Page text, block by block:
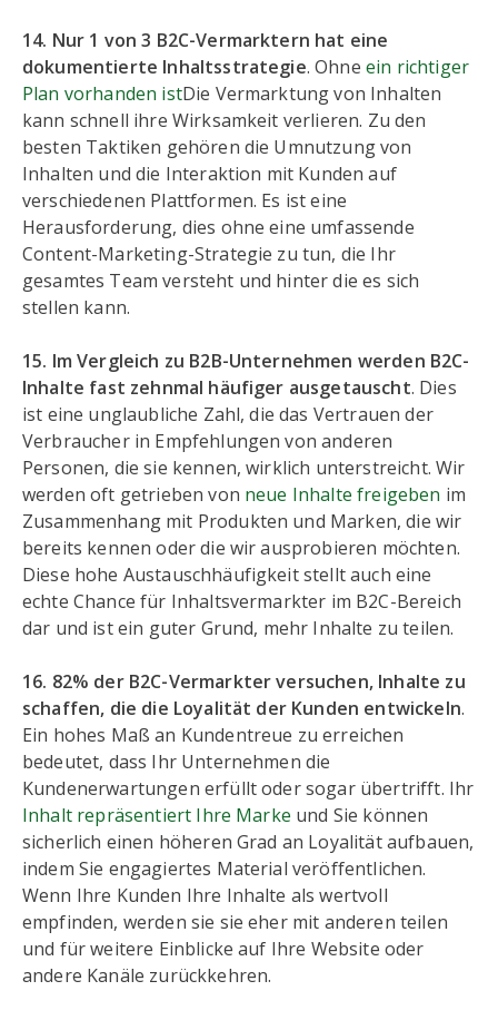
14. Nur 1 von 3 B2C-Vermarktern hat eine
dokumentierte Inhaltsstrategie. Ohne ein richtiger
Plan vorhanden istDie Vermarktung von Inhalten
kann schnell ihre Wirksamkeit verlieren. Zu den
besten Taktiken gehören die Umnutzung von
Inhalten und die Interaktion mit Kunden auf
verschiedenen Plattformen. Es ist eine
Herausforderung, dies ohne eine umfassende
Content-Marketing-Strategie zu tun, die Ihr
gesamtes Team versteht und hinter die es sich
stellen kann.
15. Im Vergleich zu B2B-Unternehmen werden B2C-
Inhalte fast zehnmal häufiger ausgetauscht. Dies
ist eine unglaubliche Zahl, die das Vertrauen der
Verbraucher in Empfehlungen von anderen
Personen, die sie kennen, wirklich unterstreicht. Wir
werden oft getrieben von neue Inhalte freigeben im
Zusammenhang mit Produkten und Marken, die wir
bereits kennen oder die wir ausprobieren möchten.
Diese hohe Austauschhäufigkeit stellt auch eine
echte Chance für Inhaltsvermarkter im B2C-Bereich
dar und ist ein guter Grund, mehr Inhalte zu teilen.
16. 82% der B2C-Vermarkter versuchen, Inhalte zu
schaffen, die die Loyalität der Kunden entwickeln.
Ein hohes Maß an Kundentreue zu erreichen
bedeutet, dass Ihr Unternehmen die
Kundenerwartungen erfüllt oder sogar übertrifft. Ihr
Inhalt repräsentiert Ihre Marke und Sie können
sicherlich einen höheren Grad an Loyalität aufbauen,
indem Sie engagiertes Material veröffentlichen.
Wenn Ihre Kunden Ihre Inhalte als wertvoll
empfinden, werden sie sie eher mit anderen teilen
und für weitere Einblicke auf Ihre Website oder
andere Kanäle zurückkehren.